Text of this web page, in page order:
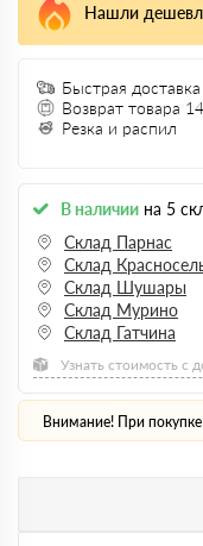
Быстрая доставка
Возврат товара
Резка и распил
В наличии на 5
Склад Парнас
Склад
Склад Шушары
Склад Мурино
Склад Гатчина
Узнать стоимость с
Внимание! При
Нашли